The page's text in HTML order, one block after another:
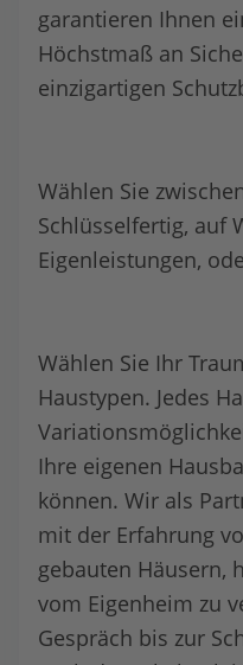
garantieren Ihnen
Höchstmaß an
einzigartigen
Wählen Sie
Schlüsselfertig, auf
Eigenleistungen,
Wählen Sie Ihr
Haustypen. Jedes
Ihre eigenen
können. Wir als
mit der Erfahrung
gebauten Häusern,
vom Eigenheim zu
Gespräch bis zur